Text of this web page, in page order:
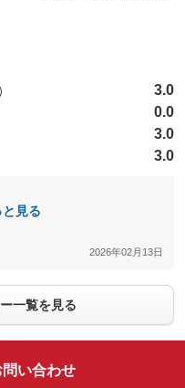
）
3.0
0.0
3.0
3.0
と見る
2026年02月13日
一覧を見る
い合わせ